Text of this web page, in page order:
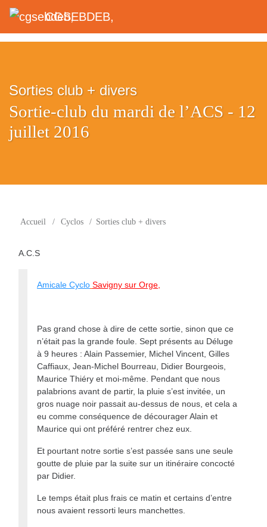
CGSEBDEB,
Sorties club + divers
Sortie-club du mardi de l’ACS - 12
juillet 2016
Accueil / Cyclos / Sorties club + divers
A.C.S
Amicale Cyclo Savigny sur Orge,
Pas grand chose à dire de cette sortie, sinon que ce
n’était pas la grande foule. Sept présents au Déluge
à 9 heures : Alain Passemier, Michel Vincent, Gilles
Caffiaux, Jean-Michel Bourreau, Didier Bourgeois,
Maurice Thiéry et moi-même. Pendant que nous
palabrions avant de partir, la pluie s’est invitée, un
gros nuage noir passait au-dessus de nous, et cela a
eu comme conséquence de décourager Alain et
Maurice qui ont préféré rentrer chez eux.
Et pourtant notre sortie s’est passée sans une seule
goutte de pluie par la suite sur un itinéraire concocté
par Didier.
Le temps était plus frais ce matin et certains d’entre
nous avaient ressorti leurs manchettes.